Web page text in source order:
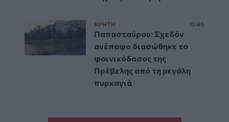
ΚΡΗΤΗ 15:46
Παπασταύρου: Σχεδόν
ανέπαφο διασώθηκε το
φοινικόδασος της
Πρέβελης από τη μεγάλη
πυρκαγιά